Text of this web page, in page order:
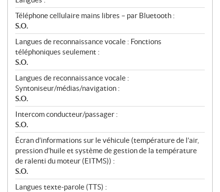
Téléphone cellulaire mains libres – par Bluetooth :
S.O.
Langues de reconnaissance vocale : Fonctions
téléphoniques seulement :
S.O.
Langues de reconnaissance vocale :
Syntoniseur/médias/navigation :
S.O.
Intercom conducteur/passager :
S.O.
Écran d’informations sur le véhicule (température de l’air,
pression d’huile et système de gestion de la température
de ralenti du moteur (EITMS)) :
S.O.
Langues texte-parole (TTS) :